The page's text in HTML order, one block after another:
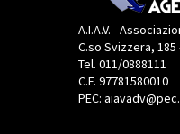
A.I.A.V. -
C.so Svizzera, 185
Tel. 011/0888111
C.F. 97781580010
PEC: